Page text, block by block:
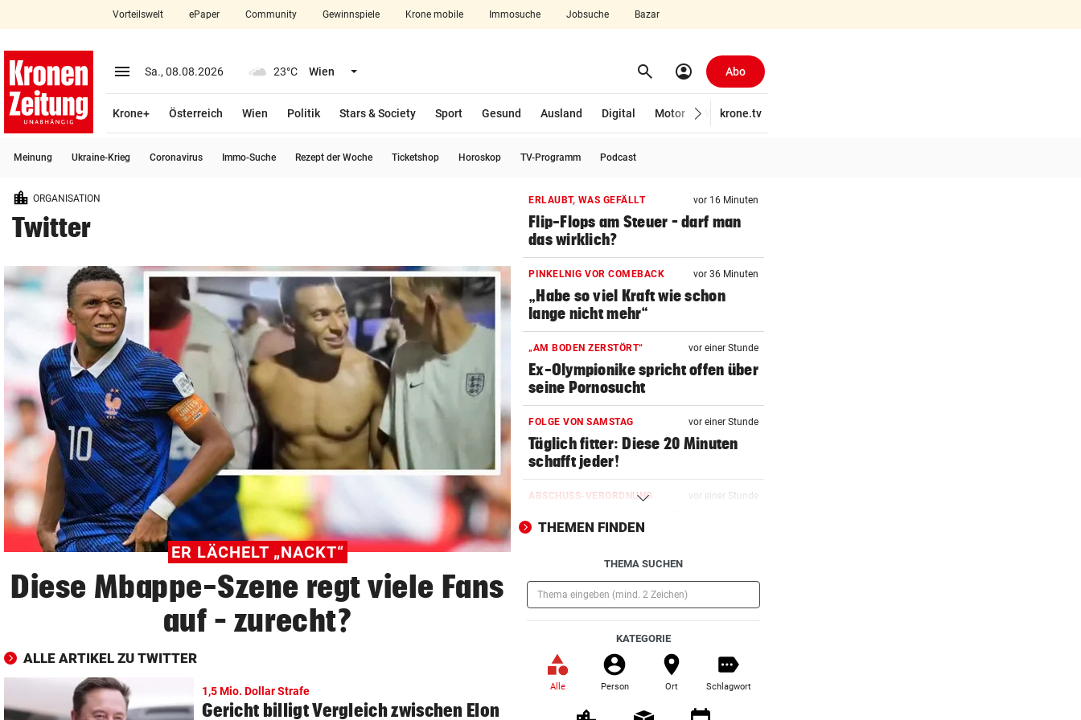
closeSchließen
account_circle Anmelden
arrow_right
bookmark Merkliste
search
Suchbegriff
eingeben
© Krone Multimedia GmbH & Co KG 2026
Muthgasse 2, 1190 Wien
Vorteilswelt ePaper Community Gewinnspiele Krone mobile Immosuche Jobsuche Bazar
menu Menü aufklappen
Sa., 08.08.2026 23°C Wien Menü aufklappen search Suchen
account_circle Abo
Krone+ Österreich Wien Politik Stars & Society Sport Gesund Ausland Digital Motor Wirtschaft
krone.tv
Meinung Ukraine-Krieg Coronavirus Immo-Suche Rezept der Woche Ticketshop Horoskop TV-Programm Podcast
ORGANISATION
Twitter
ER LÄCHELT „NACKT“
Diese Mbappe-Szene regt viele Fans
auf – zurecht?
ALLE ARTIKEL ZU TWITTER
1,5 Mio. Dollar Strafe
Gericht billigt Vergleich zwischen Elon
ERLAUBT, WAS GEFÄLLT vor 16 Minuten
Flip-Flops am Steuer – darf man
das wirklich?
PINKELNIG VOR COMEBACK vor 36 Minuten
„Habe so viel Kraft wie schon
lange nicht mehr“
„AM BODEN ZERSTÖRT“ vor einer Stunde
Ex-Olympionike spricht offen über
seine Pornosucht
FOLGE VON SAMSTAG vor einer Stunde
Täglich fitter: Diese 20 Minuten
schafft jeder!
ABSCHUSS-VERORDNUNG vor einer Stunde
Nach Rissen: Wolf im Tiroler
Bezirk Imst entnommen
HOFFNUNG FÜR PATIENTEN
Diese Krebstherapien bieten neue
Heilungschancen
EIN KIND UNTER OPFERN
Kiew schutzlos: Drei Tote bei
Russen-Luftangriffen
UMFRAGE ALARMIEREND vor einer Stunde
THEMEN FINDEN
THEMA SUCHEN
KATEGORIE
Alle Person Ort Schlagwort